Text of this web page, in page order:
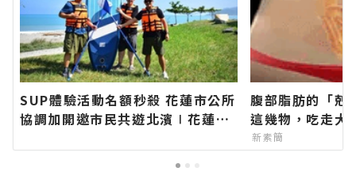
SUP體驗活動名額秒殺 花蓮市公所
協調加開邀市民共遊北濱∣花蓮新
今日新聞報導 最新的在地資訊！
腹部脂肪的「剋
這幾物，吃走大
新素簡